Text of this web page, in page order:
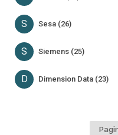
S Sesa (26)
S Siemens (25)
D Dimension Data (23)